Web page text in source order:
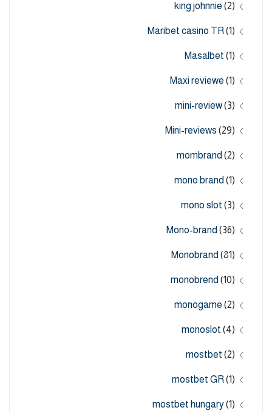
king johnnie (2)
Maribet casino TR(1)
Masalbet (1)
Maxi reviewe (1)
mini-review(3)
Mini-reviews (29)
mombrand (2)
mono brand (1)
mono slot (3)
Mono-brand (36)
Monobrand (81)
monobrend (10)
monogame (2)
monoslot (4)
mostbet (2)
mostbet GR(1)
mostbet hungary(1)